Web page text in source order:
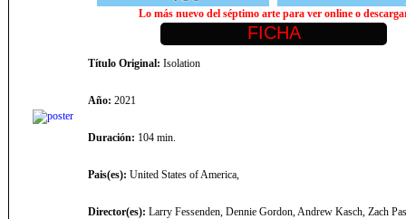
Lo más nuevo del séptimo arte para ver online o
Título Original: Isolation
Año: 2021
Duración: 104 min.
Pais(es): United States of America,
Director(es): Larry Fessenden, Dennie Gordon, Andrew Kasch, Zach